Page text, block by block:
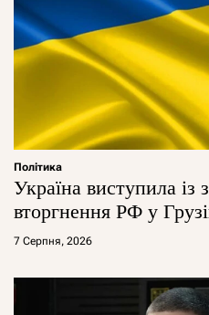
Політика
Україна виступила із
вторгнення РФ у
7 Серпня, 2026